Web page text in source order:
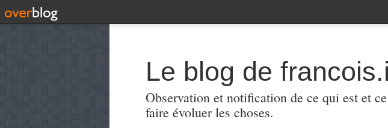
Le blog de
Observation et notification de ce qui est et
faire évoluer les choses.